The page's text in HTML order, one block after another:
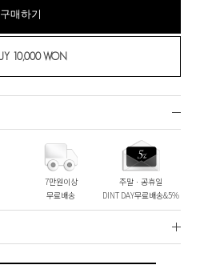
구매하기
7만원이상
무료배송
주말ㆍ공휴일
DINT DAY무료배송&5%